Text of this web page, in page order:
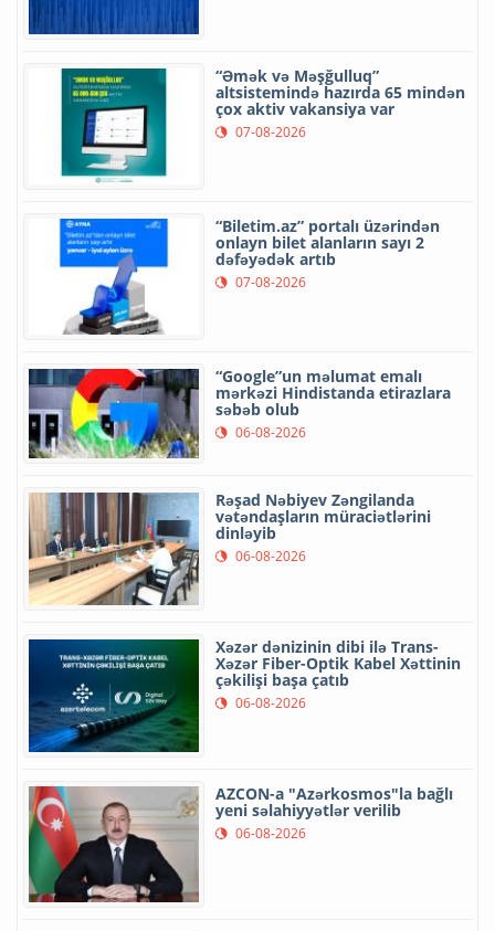
“Əmək və Məşğulluq”
altsistemində hazırda 65 mindən
çox aktiv vakansiya var
07-08-2026
“Biletim.az” portalı üzərindən
onlayn bilet alanların sayı 2
dəfəyədək artıb
07-08-2026
“Google”un məlumat emalı
mərkəzi Hindistanda etirazlara
səbəb olub
06-08-2026
Rəşad Nəbiyev Zəngilanda
vətəndaşların müraciətlərini
dinləyib
06-08-2026
Xəzər dənizinin dibi ilə Trans-
Xəzər Fiber-Optik Kabel Xəttinin
çəkilişi başa çatıb
06-08-2026
AZCON-a "Azərkosmos"la bağlı
yeni səlahiyyətlər verilib
06-08-2026